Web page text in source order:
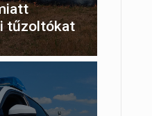
tűzoltókat